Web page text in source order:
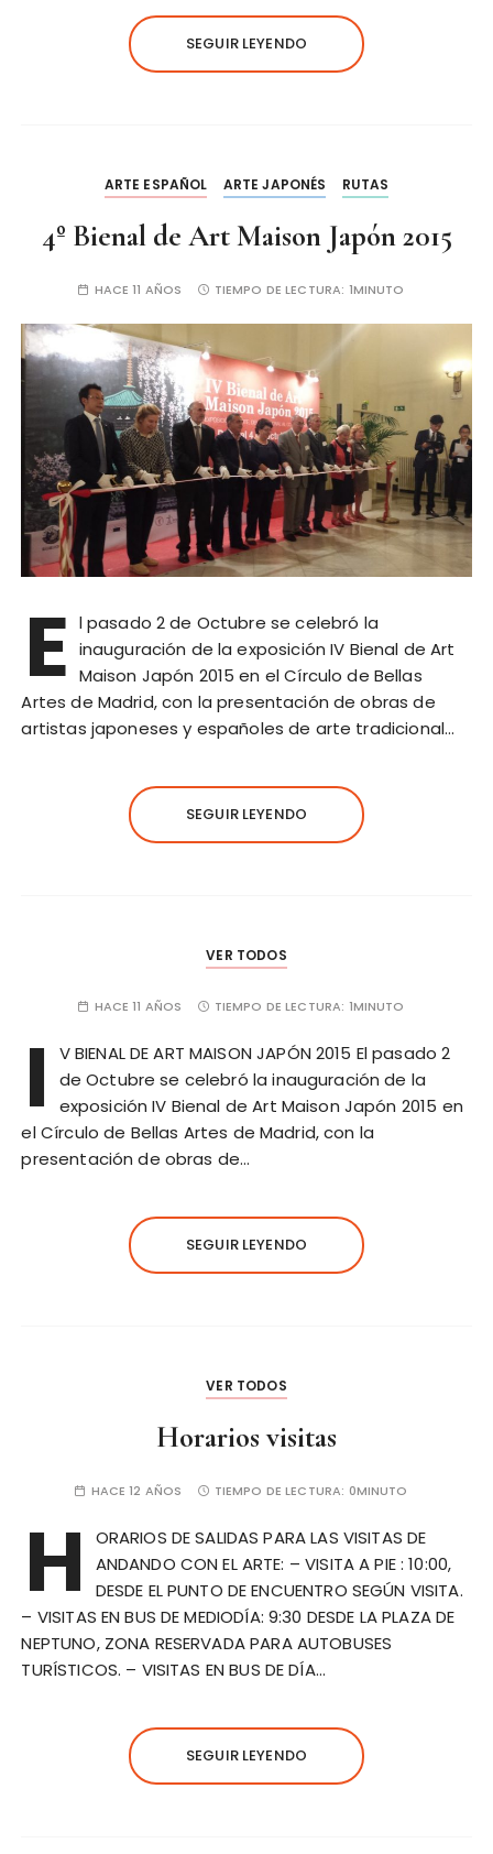
SEGUIR LEYENDO
ARTE ESPAÑOL ARTE JAPONÉS RUTAS
4º Bienal de Art Maison Japón 2015
HACE 11 AÑOS TIEMPO DE LECTURA: 1MINUTO
E l pasado 2 de Octubre se celebró la
inauguración de la exposición IV Bienal de Art
Maison Japón 2015 en el Círculo de Bellas
Artes de Madrid, con la presentación de obras de
artistas japoneses y españoles de arte tradicional…
SEGUIR LEYENDO
VER TODOS
HACE 11 AÑOS TIEMPO DE LECTURA: 1MINUTO
I
V BIENAL DE ART MAISON JAPÓN 2015 El pasado 2
de Octubre se celebró la inauguración de la
exposición IV Bienal de Art Maison Japón 2015 en
el Círculo de Bellas Artes de Madrid, con la
presentación de obras de…
SEGUIR LEYENDO
VER TODOS
Horarios visitas
HACE 12 AÑOS TIEMPO DE LECTURA: 0MINUTO
H
ORARIOS DE SALIDAS PARA LAS VISITAS DE
ANDANDO CON EL ARTE: – VISITA A PIE : 10:00,
DESDE EL PUNTO DE ENCUENTRO SEGÚN VISITA.
– VISITAS EN BUS DE MEDIODÍA: 9:30 DESDE LA PLAZA DE
NEPTUNO, ZONA RESERVADA PARA AUTOBUSES
TURÍSTICOS. – VISITAS EN BUS DE DÍA…
SEGUIR LEYENDO